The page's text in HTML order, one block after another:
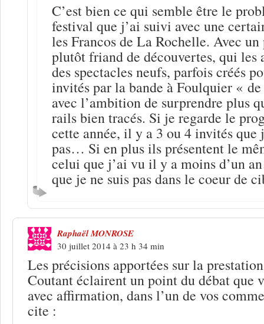
C’est bien ce qui semble être le
festival que j’ai suivi avec une
les Francos de La Rochelle. Avec
plutôt friand de découvertes, qui les
des spectacles neufs, parfois créés
invités par la bande à Foulquier «
avec l’ambition de surprendre plus
rails bien tracés. Si je regarde le
cette année, il y a 3 ou 4 invités que
pas… Si en plus ils présentent le
celui que j’ai vu il y a moins d’un
que je ne suis pas dans le coeur de
Raphaël MONROSE
30 juillet 2014 à 23 h 34 min
Les précisions apportées sur la
Coutant éclairent un point du débat que
avec affirmation, dans l’un de vos
cite :